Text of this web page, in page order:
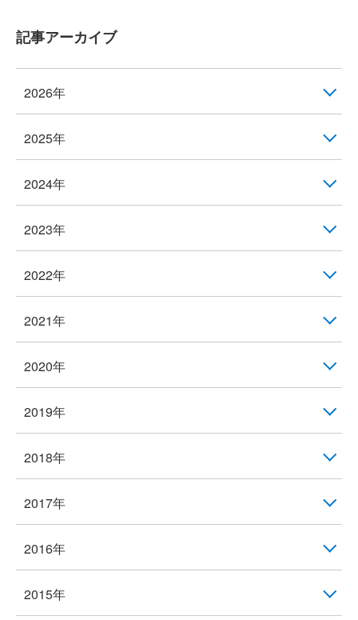
記事アーカイブ
2026年
2025年
2024年
2023年
2022年
2021年
2020年
2019年
2018年
2017年
2016年
2015年